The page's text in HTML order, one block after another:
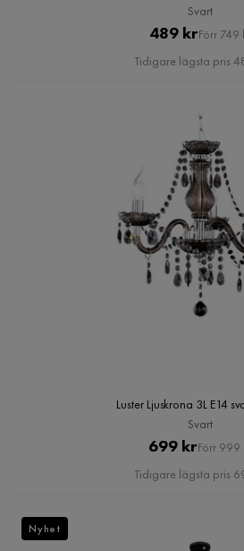
Svart
Pris
489 kr
Pris
Förr 749
Tidigare lägsta pris
Luster
Svart
Pris
699 kr
Pris
Förr 999
Tidigare lägsta pris
Nyhet